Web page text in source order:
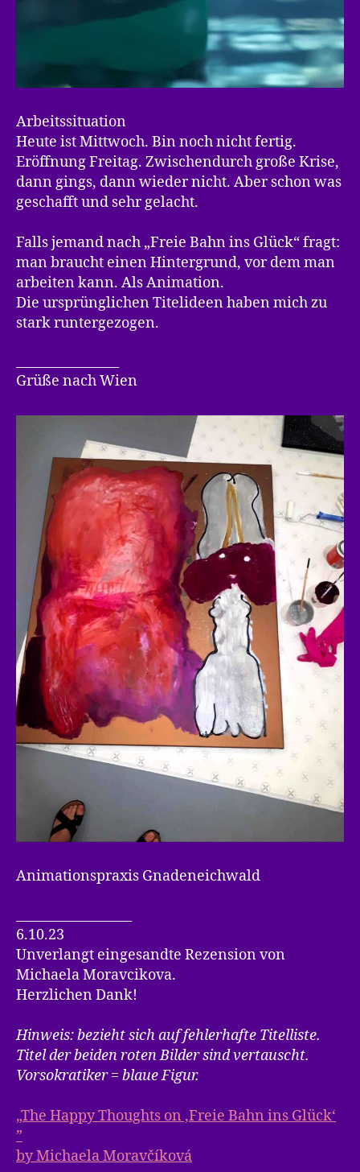
Arbeitssituation
Heute ist Mittwoch. Bin noch nicht fertig.
Eröffnung Freitag. Zwischendurch große Krise,
dann gings, dann wieder nicht. Aber schon was
geschafft und sehr gelacht.
Falls jemand nach „Freie Bahn ins Glück“ fragt:
man braucht einen Hintergrund, vor dem man
arbeiten kann. Als Animation.
Die ursprünglichen Titelideen haben mich zu
stark runtergezogen.
Grüße nach Wien
Animationspraxis Gnadeneichwald
6.10.23
Unverlangt eingesandte Rezension von
Michaela Moravcikova.
Herzlichen Dank!
Hinweis: bezieht sich auf fehlerhafte Titelliste.
Titel der beiden roten Bilder sind vertauscht.
Vorsokratiker = blaue Figur.
„The Happy Thoughts on ‚Freie Bahn ins Glück‘
”
by Michaela Moravčíková